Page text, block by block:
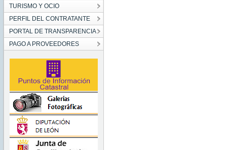
TURISMO Y OCIO
PERFIL DEL CONTRATANTE
PORTAL DE TRANSPARENCIA
PAGO A PROVEEDORES